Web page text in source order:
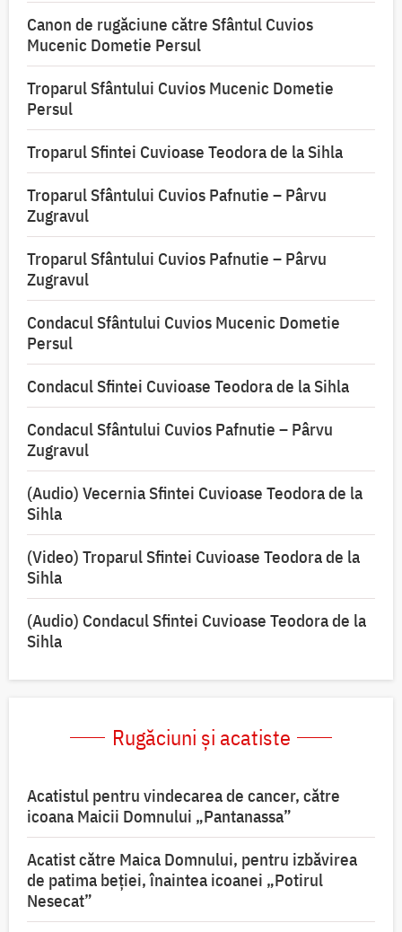
Canon de rugăciune către Sfântul Cuvios
Mucenic Dometie Persul
Troparul Sfântului Cuvios Mucenic Dometie
Persul
Troparul Sfintei Cuvioase Teodora de la Sihla
Troparul Sfântului Cuvios Pafnutie – Pârvu
Zugravul
Troparul Sfântului Cuvios Pafnutie – Pârvu
Zugravul
Condacul Sfântului Cuvios Mucenic Dometie
Persul
Condacul Sfintei Cuvioase Teodora de la Sihla
Condacul Sfântului Cuvios Pafnutie – Pârvu
Zugravul
(Audio) Vecernia Sfintei Cuvioase Teodora de la
Sihla
(Video) Troparul Sfintei Cuvioase Teodora de la
Sihla
(Audio) Condacul Sfintei Cuvioase Teodora de la
Sihla
Rugăciuni și acatiste
Acatistul pentru vindecarea de cancer, către
icoana Maicii Domnului „Pantanassa”
Acatist către Maica Domnului, pentru izbăvirea
de patima beției, înaintea icoanei „Potirul
Nesecat”